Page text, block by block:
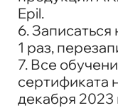
Epil.
6.
1 раз,
7. Все
сертификата
декабря 2023